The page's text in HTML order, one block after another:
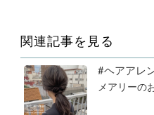
関連記事を見る
#ヘアアレ
メアリーの